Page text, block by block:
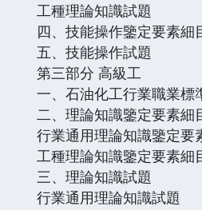
工種理論知識試題
四、技能操作鑒定要素細
五、技能操作試題
第三部分 高級工
一、石油化工行業職業標
二、理論知識鑒定要素細
行業通用理論知識鑒定要
工種理論知識鑒定要素細
三、理論知識試題
行業通用理論知識試題